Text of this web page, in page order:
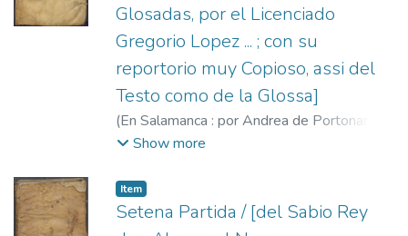
Glosadas, por el Licenciado
Gregorio Lopez ... ; con su
reportorio muy Copioso, assi del
Testo como de la Glossa]
(En Salamanca : por Andrea de Portonariis,
1555)Alfonso X, Rey de Castilla, 1221-
Portonariis, Andrea de, fl. 1547-1568.
Show more
Item
Setena Partida / [del Sabio Rey